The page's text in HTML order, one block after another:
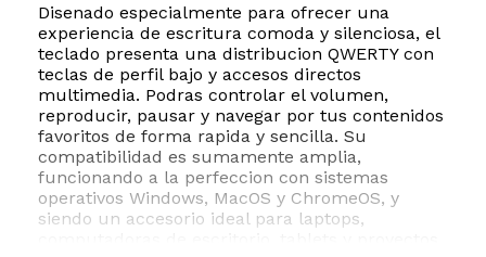
Disenado especialmente para ofrecer una
experiencia de escritura comoda y silenciosa, el
teclado presenta una distribucion QWERTY con
teclas de perfil bajo y accesos directos
multimedia. Podras controlar el volumen,
reproducir, pausar y navegar por tus contenidos
favoritos de forma rapida y sencilla. Su
compatibilidad es sumamente amplia,
funcionando a la perfeccion con sistemas
operativos Windows, MacOS y ChromeOS, y
siendo un accesorio ideal para laptops,